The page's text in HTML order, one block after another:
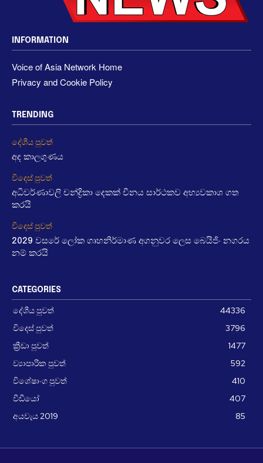
INFORMATION
Voice of Asia Network Home
Privacy and Cookie Policy
TRENDING
දේශීය පුවත්
අද කාලගුණය
විදෙස් පුවත්
අධිවර්ණාවලි චන්ද්‍රිකා දෙකක් චීනය සාර්ථකව අභ්‍යවකාශ ගත
කරයි
විදෙස් පුවත්
2029 වසරේ ලෝක ගෘහනිර්මාණ අගනුවර ලෙස බෙයිජිං නගරය
නම් කරයි
CATEGORIES
දේශීය පුවත්
44336
විදෙස් පුවත්
3796
ක්‍රීඩා පුවත්
1477
ව්‍යාපාරික පුවත්
592
විශේෂාංග පුවත්
410
වීඩීයෝ
407
අයවැය 2019
85